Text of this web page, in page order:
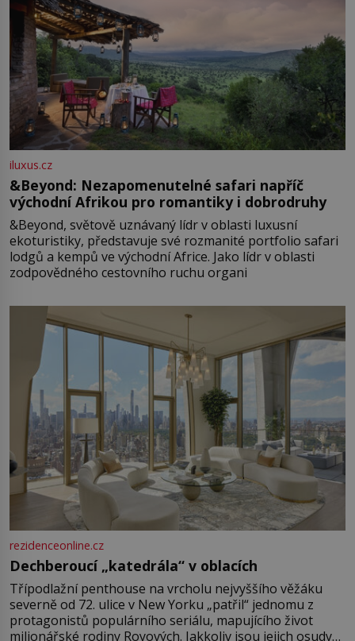
iluxus.cz
&Beyond: Nezapomenutelné safari napříč
východní Afrikou pro romantiky i dobrodruhy
&Beyond, světově uznávaný lídr v oblasti luxusní
ekoturistiky, představuje své rozmanité portfolio safari
lodgů a kempů ve východní Africe. Jako lídr v oblasti
zodpovědného cestovního ruchu organi
rezidenceonline.cz
Dechberoucí „katedrála“ v oblacích
Třípodlažní penthouse na vrcholu nejvyššího věžáku
severně od 72. ulice v New Yorku „patřil“ jednomu z
protagonistů populárního seriálu, mapujícího život
milionářské rodiny Royových. Jakkoliv jsou jejich osudy